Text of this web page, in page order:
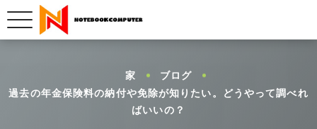
家
ブログ
過去の年金保険料の納付や免除が知りたい。どうやって調べれ
ばいいの？